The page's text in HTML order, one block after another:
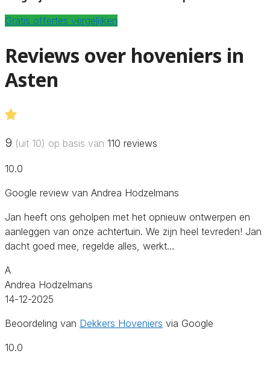
Gratis offertes vergelijken
Reviews over hoveniers in
Asten
9 (uit 10) op basis van 110 reviews
10.0
Google review van Andrea Hodzelmans
Jan heeft ons geholpen met het opnieuw ontwerpen en
aanleggen van onze achtertuin. We zijn heel tevreden! Jan
dacht goed mee, regelde alles, werkt…
A
Andrea Hodzelmans
14-12-2025
Beoordeling van Dekkers Hoveniers via Google
10.0